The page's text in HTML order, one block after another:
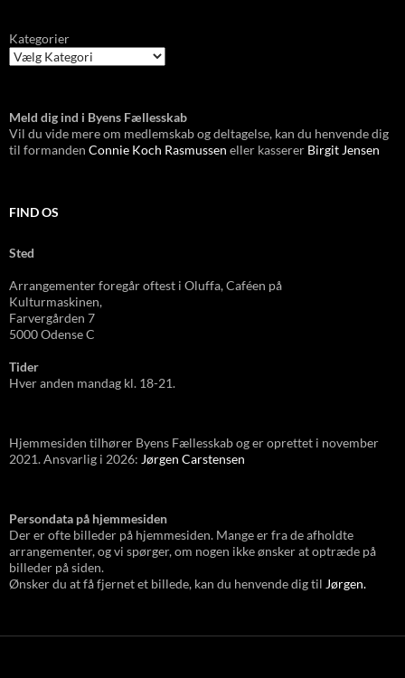
Kategorier
Meld dig ind i Byens Fællesskab
Vil du vide mere om medlemskab og deltagelse, kan du henvende dig
til formanden Connie Koch Rasmussen eller kasserer Birgit Jensen
FIND OS
Sted
Arrangementer foregår oftest i Oluffa, Caféen på
Kulturmaskinen,
Farvergården 7
5000 Odense C
Tider
Hver anden mandag kl. 18-21.
Hjemmesiden tilhører Byens Fællesskab og er oprettet i november
2021. Ansvarlig i 2026: Jørgen Carstensen
Persondata på hjemmesiden
Der er ofte billeder på hjemmesiden. Mange er fra de afholdte
arrangementer, og vi spørger, om nogen ikke ønsker at optræde på
billeder på siden.
Ønsker du at få fjernet et billede, kan du henvende dig til Jørgen.